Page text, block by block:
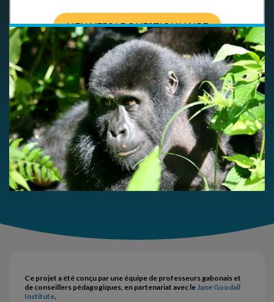
Ce projet a été conçu par une équipe de professeurs gabonais et
de conseillers pédagogiques, en partenariat avec leJane Goodall
Institute.
LIEN VERS LE QUESTIONNAIRE